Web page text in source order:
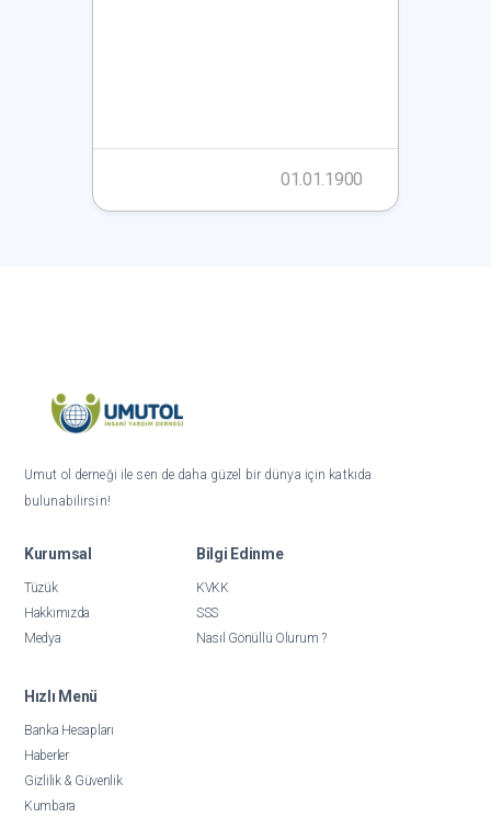
01.01.1900
Umut ol derneği ile sen de daha güzel bir dünya için katkıda
bulunabilirsin!
Kurumsal
Tüzük
Hakkımızda
Medya
Bilgi Edinme
KVKK
SSS
Nasıl Gönüllü Olurum ?
Hızlı Menü
Banka Hesapları
Haberler
Gizlilik & Güvenlik
Kumbara